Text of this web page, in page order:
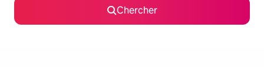
Chercher